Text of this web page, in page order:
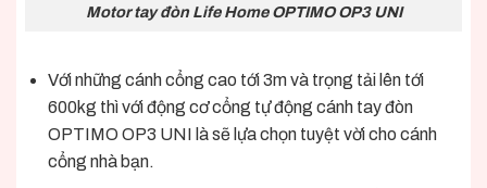
Motor tay đòn Life Home OPTIMO OP3 UNI
Với những cánh cổng cao tới 3m và trọng tải lên tới
600kg thì với động cơ cổng tự động cánh tay đòn
OPTIMO OP3 UNI là sẽ lựa chọn tuyệt vời cho cánh
cổng nhà bạn.